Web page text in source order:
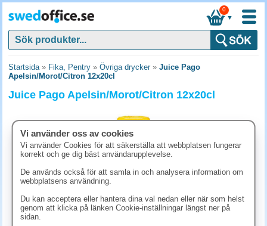
▼
0
Startsida» Fika, Pentry » Övriga drycker» Juice Pago
Apelsin/Morot/Citron 12x20cl
Juice Pago Apelsin/Morot/Citron 12x20cl
Vi använder oss av cookies
Vi använder Cookies för att säkerställa att webbplatsen fungerar
korrekt och ge dig bäst användarupplevelse.
De används också för att samla in och analysera information om
webbplatsens användning.
Du kan acceptera eller hantera dina val nedan eller när som helst
genom att klicka på länken Cookie-inställningar längst ner på
sidan.